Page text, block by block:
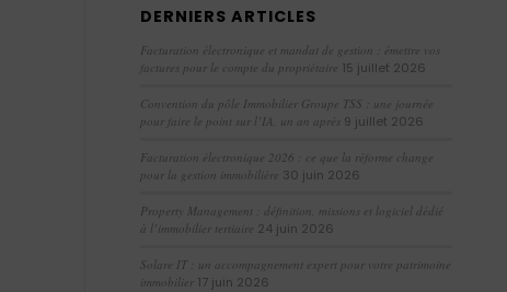
DERNIERS ARTICLES
Facturation électronique et mandat de gestion : émettre vos
factures pour le compte du propriétaire 15 juillet 2026
Convention du pôle Immobilier Groupe TSS : une journée
pour faire le point sur l’IA, un an après 9 juillet 2026
Facturation électronique 2026 : ce que la réforme change
pour la gestion immobilière 30 juin 2026
Property Management : définition, missions et logiciel dédié
à l’immobilier tertiaire 24 juin 2026
Solare IT : un accompagnement expert pour votre patrimoine
immobilier 17 juin 2026